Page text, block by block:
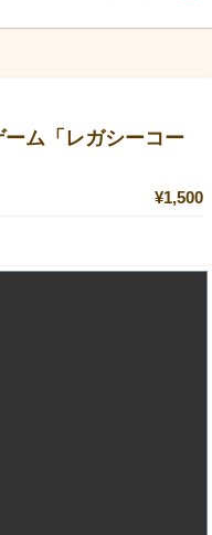
ム「レガシーコー
¥1,500